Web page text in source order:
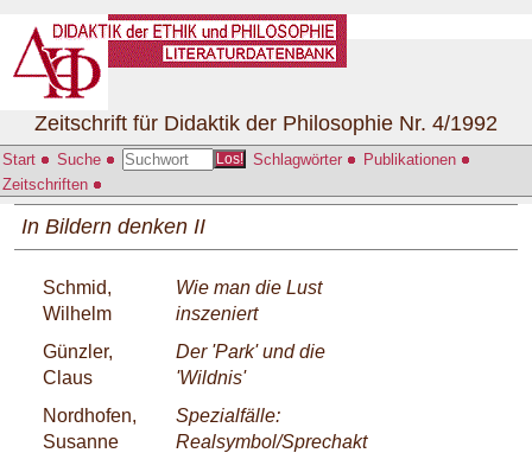
Start Suche Los! Schlagwörter
Publikationen
Zeitschriften
Zeitschrift für Didaktik der Philosophie Nr. 4/1992
In Bildern denken II
Schmid,
Wilhelm
Wie man die Lust
inszeniert
Günzler,
Claus
Der 'Park' und die
'Wildnis'
Nordhofen,
Susanne
Spezialfälle:
Realsymbol/Sprechakt